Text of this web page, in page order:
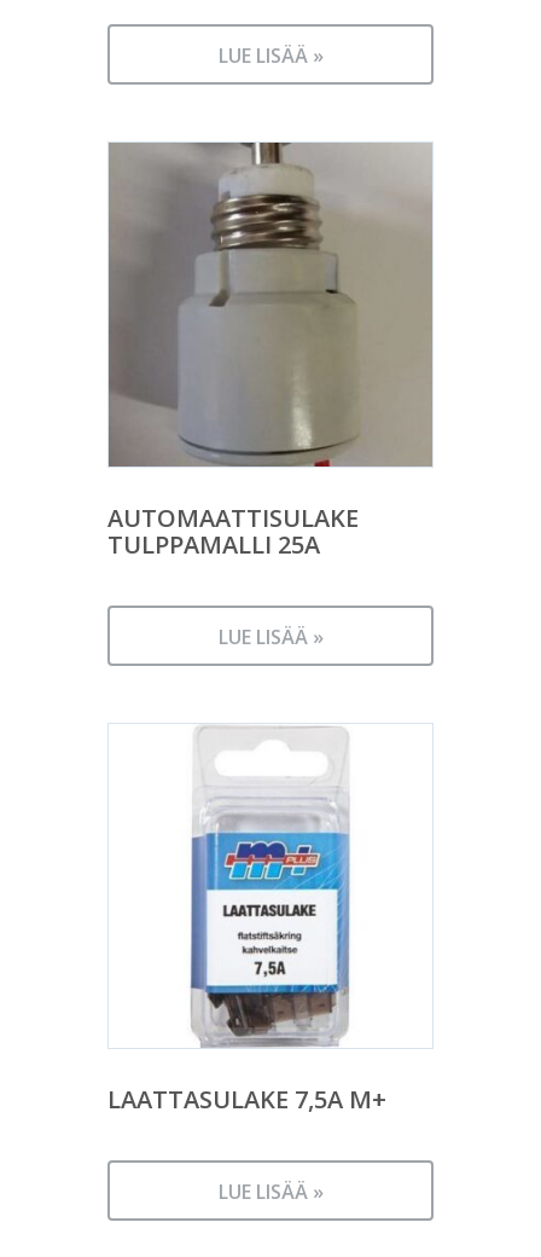
LUE LISÄÄ »
AUTOMAATTISULAKE
TULPPAMALLI 25A
LUE LISÄÄ »
LAATTASULAKE 7,5A M+
LUE LISÄÄ »